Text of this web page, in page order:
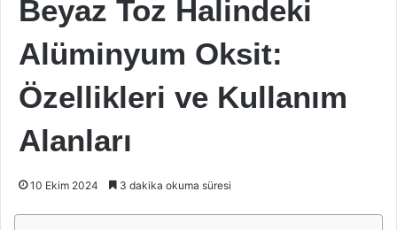
Beyaz Toz Halindeki
Alüminyum Oksit:
Özellikleri ve Kullanım
Alanları
10 Ekim 2024 3 dakika okuma süresi